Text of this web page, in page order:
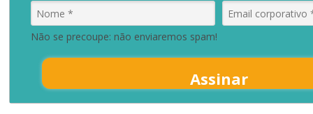
Não se precoupe: não enviaremos spam!
Assinar